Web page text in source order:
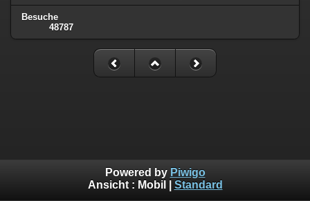
Besuche
48787
Powered by Piwigo
Ansicht : Mobil Standard